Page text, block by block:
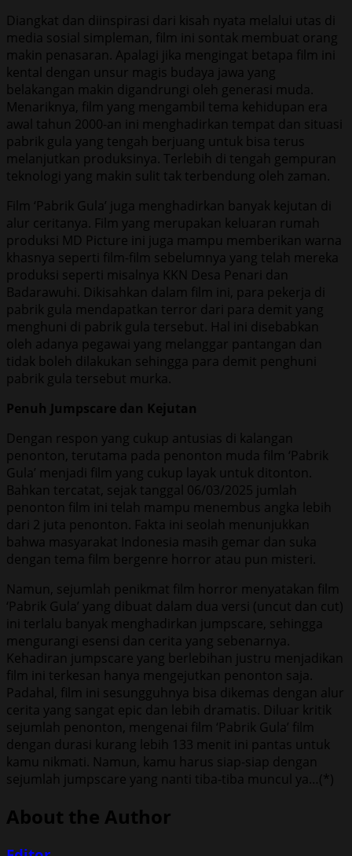
Diangkat dan diinspirasi dari kisah nyata melalui utas di
media sosial simpleman, film ini sontak membuat orang
makin penasaran. Apalagi jika mengingat betapa film ini
kental dengan unsur magis budaya jawa yang
belakangan makin digandrungi oleh generasi muda.
Menariknya, film yang mengambil tema kehidupan era
awal tahun 2000-an ini menghadirkan tempat dan situasi
pabrik gula yang tengah berjuang untuk bisa terus
melanjutkan produksinya. Terlebih di tengah gempuran
teknologi yang makin sulit tak terbendung oleh zaman.
Film ‘Pabrik Gula’ juga menghadirkan banyak kejutan di
alur ceritanya. Film yang merupakan keluaran rumah
produksi MD Picture ini juga mampu memberikan warna
khasnya seperti film-film sebelumnya yang telah mereka
produksi seperti misalnya KKN Desa Penari dan
Badarawuhi. Dikisahkan dalam film ini, para pekerja di
pabrik gula mendapatkan terror dari para demit yang
menghuni di pabrik gula tersebut. Hal ini disebabkan
oleh adanya pegawai yang melanggar pantangan dan
tidak boleh dilakukan sehingga para demit penghuni
pabrik gula tersebut murka.
Penuh Jumpscare dan Kejutan
Dengan respon yang cukup antusias di kalangan
penonton, terutama pada penonton muda film ‘Pabrik
Gula’ menjadi film yang cukup layak untuk ditonton.
Bahkan tercatat, sejak tanggal 06/03/2025 jumlah
penonton film ini telah mampu menembus angka lebih
dari 2 juta penonton. Fakta ini seolah menunjukkan
bahwa masyarakat Indonesia masih gemar dan suka
dengan tema film bergenre horror atau pun misteri.
Namun, sejumlah penikmat film horror menyatakan film
‘Pabrik Gula’ yang dibuat dalam dua versi (uncut dan cut)
ini terlalu banyak menghadirkan jumpscare, sehingga
mengurangi esensi dan cerita yang sebenarnya.
Kehadiran jumpscare yang berlebihan justru menjadikan
film ini terkesan hanya mengejutkan penonton saja.
Padahal, film ini sesungguhnya bisa dikemas dengan alur
cerita yang sangat epic dan lebih dramatis. Diluar kritik
sejumlah penonton, mengenai film ‘Pabrik Gula’ film
dengan durasi kurang lebih 133 menit ini pantas untuk
kamu nikmati. Namun, kamu harus siap-siap dengan
sejumlah jumpscare yang nanti tiba-tiba muncul ya…(*)
About the Author